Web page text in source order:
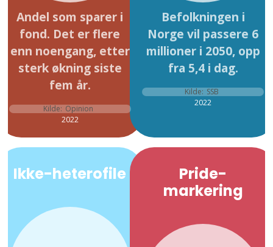
Andel som sparer i
fond. Det er flere
enn noengang, etter
sterk økning siste
fem år.
Kilde: Opinion
2022
Befolkningen i
Norge vil passere 6
millioner i 2050, opp
fra 5,4 i dag.
Kilde: SSB
2022
Ikke-heterofile
Pride-
markering